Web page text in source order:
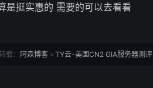
是挺实惠的 需要的可以去看看
载： 阿森博客 » TY云-美国CN2 GIA服务器测评